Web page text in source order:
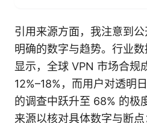
引用来源方面，我注意到
明确的数字与趋势。行业
显示，全球 VPN 市场合规
12%–18%，而用户对透明
的调查中跃升至 68% 的极
来源以核对具体数字与断点